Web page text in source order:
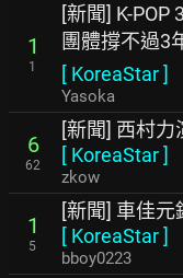
1
1
[新聞] K-POP
團體撐不過3
[ KoreaStar]
Yasoka
6
62
[新聞] 西村力
[ KoreaStar]
zkow
1
5
[新聞] 車佳
[ KoreaStar]
bboy0223